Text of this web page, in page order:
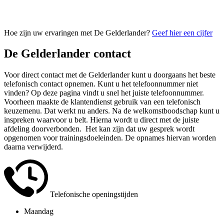
Hoe zijn uw ervaringen met De Gelderlander? Geef hier een cijfer
De Gelderlander contact
Voor direct contact met de Gelderlander kunt u doorgaans het beste
telefonisch contact opnemen. Kunt u het telefoonnummer niet
vinden? Op deze pagina vindt u snel het juiste telefoonnummer.
Voorheen maakte de klantendienst gebruik van een telefonisch
keuzemenu. Dat werkt nu anders. Na de welkomstboodschap kunt u
inspreken waarvoor u belt. Hierna wordt u direct met de juiste
afdeling doorverbonden. Het kan zijn dat uw gesprek wordt
opgenomen voor trainingsdoeleinden. De opnames hiervan worden
daarna verwijderd.
Telefonische openingstijden
Maandag